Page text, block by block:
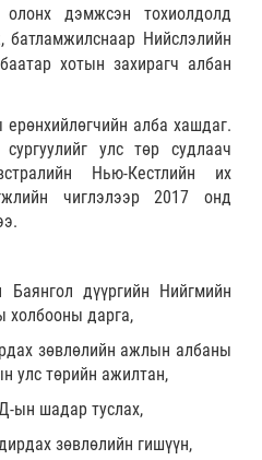
дэмжсэн тохиолдолд
Нийслэлийн
хотын захирагч албан
алба хашдаг.
улс төр судлаач
Нью-Кестлийн их
чиглэлээр 2017 онд
дүүргийн Нийгмийн
холбооны дарга,
зөвлөлийн ажлын албаны
улс төрийн ажилтан,
ын шадар туслах,
зөвлөлийн гишүүн,